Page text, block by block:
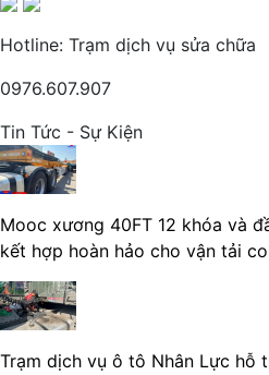
Hotline: Trạm dịch vụ sửa chữa
0976.607.907
Tin Tức - Sự Kiện
Mooc xương 40FT 12 khóa và
kết hợp hoàn hảo cho vận tải
Trạm dịch vụ ô tô Nhân Lực hỗ